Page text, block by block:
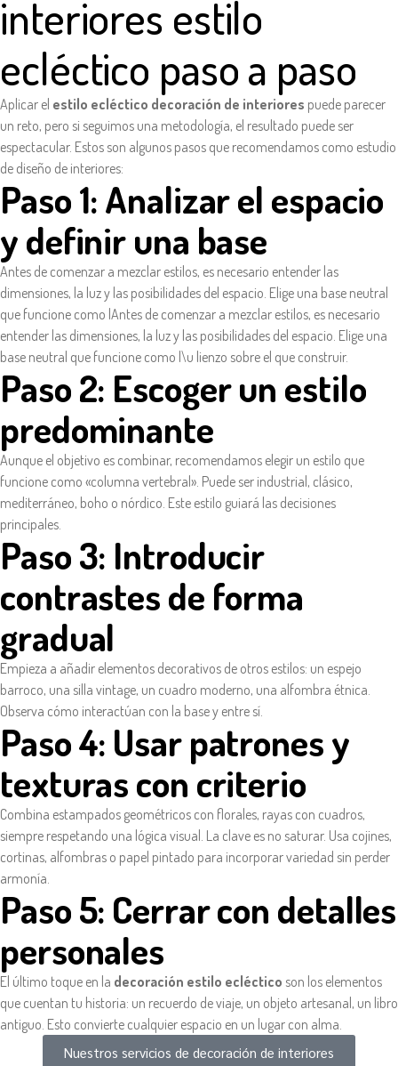
interiores estilo
ecléctico paso a paso
Aplicar el estilo ecléctico decoración de interiores puede parecer
un reto, pero si seguimos una metodología, el resultado puede ser
espectacular. Estos son algunos pasos que recomendamos como estudio
de diseño de interiores:
Paso 1: Analizar el espacio
y definir una base
Antes de comenzar a mezclar estilos, es necesario entender las
dimensiones, la luz y las posibilidades del espacio. Elige una base neutral
que funcione como lAntes de comenzar a mezclar estilos, es necesario
entender las dimensiones, la luz y las posibilidades del espacio. Elige una
base neutral que funcione como l\u lienzo sobre el que construir.
Paso 2: Escoger un estilo
predominante
Aunque el objetivo es combinar, recomendamos elegir un estilo que
funcione como «columna vertebral». Puede ser industrial, clásico,
mediterráneo, boho o nórdico. Este estilo guiará las decisiones
principales.
Paso 3: Introducir
contrastes de forma
gradual
Empieza a añadir elementos decorativos de otros estilos: un espejo
barroco, una silla vintage, un cuadro moderno, una alfombra étnica.
Observa cómo interactúan con la base y entre sí.
Paso 4: Usar patrones y
texturas con criterio
Combina estampados geométricos con florales, rayas con cuadros,
siempre respetando una lógica visual. La clave es no saturar. Usa cojines,
cortinas, alfombras o papel pintado para incorporar variedad sin perder
armonía.
Paso 5: Cerrar con detalles
personales
El último toque en la decoración estilo ecléctico son los elementos
que cuentan tu historia: un recuerdo de viaje, un objeto artesanal, un libro
antiguo. Esto convierte cualquier espacio en un lugar con alma.
Nuestros servicios de decoración de interiores